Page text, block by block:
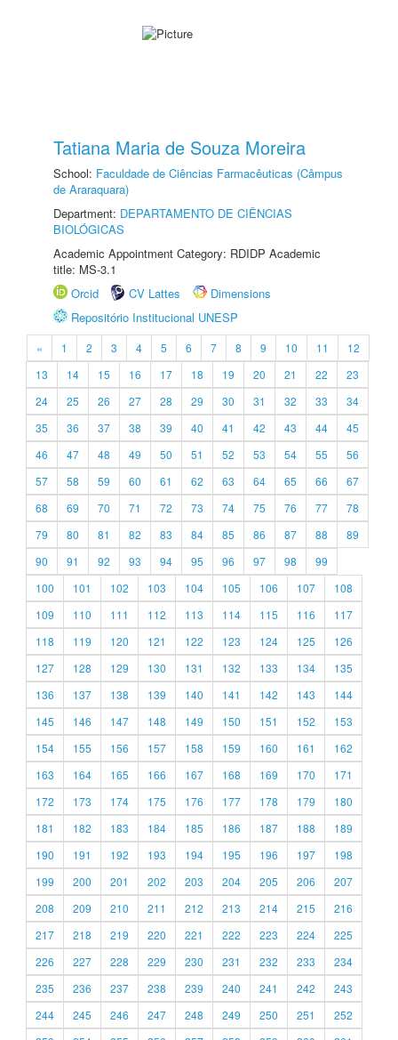
Tatiana Maria de Souza Moreira
School: Faculdade de Ciências Farmacêuticas (Câmpus
de Araraquara)
Department: DEPARTAMENTO DE CIÊNCIAS
BIOLÓGICAS
Academic Appointment Category: RDIDP Academic
title: MS-3.1
Orcid
CV Lattes
Dimensions
Repositório Institucional UNESP
« 1 2 3 4 5 6 7 8 9 10 11
12
13
14 15 16 17 18 19 20 21 22
23
24
25 26 27 28 29 30 31 32 33
34
35
36 37 38 39 40 41 42 43 44
45
46
47 48 49 50 51 52 53 54 55
56
57
58 59 60 61 62 63 64 65 66
67
68
69 70 71 72 73 74 75 76 77
78
79
80 81 82 83 84 85 86 87 88
89
90
91 92 93 94 95 96 97 98
99
100
101 102 103 104 105 106 107
108
109
110 111 112 113 114 115 116
117
118
119 120 121 122 123 124 125
126
127
128 129 130 131 132 133 134
135
136
137 138 139 140 141 142 143
144
145
146 147 148 149 150 151 152
153
154
155 156 157 158 159 160 161
162
163
164 165 166 167 168 169 170
171
172
173 174 175 176 177 178 179
180
181
182 183 184 185 186 187 188
189
190
191 192 193 194 195 196 197
198
199
200 201 202 203 204 205 206
207
208
209 210 211 212 213 214 215
216
217
218 219 220 221 222 223 224
225
226
227 228 229 230 231 232 233
234
235
236 237 238 239 240 241 242
243
244
245 246 247 248 249 250 251
252